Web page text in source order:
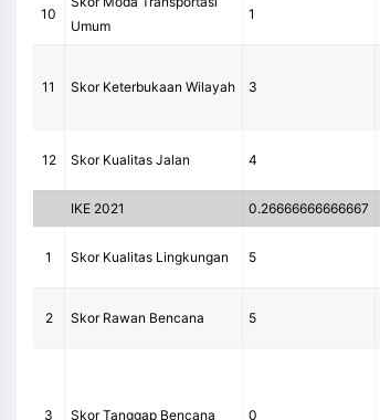
10
Umum
1
11 Skor Keterbukaan Wilayah 3
12 Skor Kualitas Jalan 4
IKE 2021 0.26666666666667
1 Skor Kualitas Lingkungan 5
2 Skor Rawan Bencana 5
3 Skor Tanggap Bencana 0